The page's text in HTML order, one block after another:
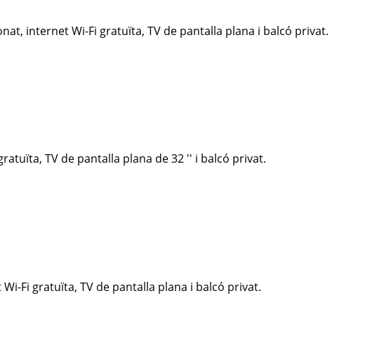
internet Wi-Fi gratuïta, TV de pantalla plana i balcó privat.
TV de pantalla plana de 32 '' i balcó privat.
Fi gratuïta, TV de pantalla plana i balcó privat.